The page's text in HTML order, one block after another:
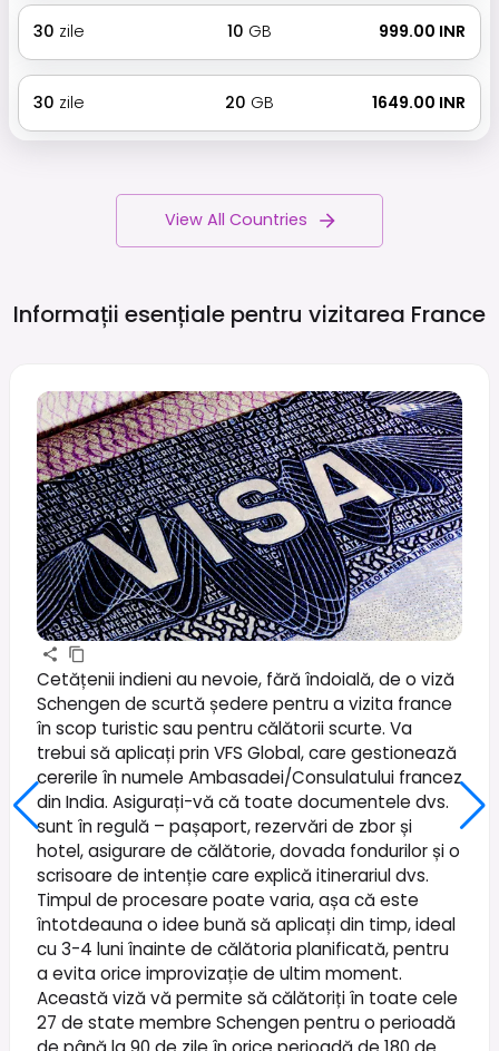
30 zile 10 GB ₹ 999.00 INR
30 zile 20 GB ₹ 1649.00 INR
View All Countries
Informații esențiale pentru vizitarea France
Cetățenii indieni au nevoie, fără îndoială, de o viză
Schengen de scurtă ședere pentru a vizita france
în scop turistic sau pentru călătorii scurte. Va
trebui să aplicați prin VFS Global, care gestionează
cererile în numele Ambasadei/Consulatului francez
din India. Asigurați-vă că toate documentele dvs.
sunt în regulă – pașaport, rezervări de zbor și
hotel, asigurare de călătorie, dovada fondurilor și o
scrisoare de intenție care explică itinerariul dvs.
Timpul de procesare poate varia, așa că este
întotdeauna o idee bună să aplicați din timp, ideal
cu 3-4 luni înainte de călătoria planificată, pentru
a evita orice improvizație de ultim moment.
Această viză vă permite să călătoriți în toate cele
27 de state membre Schengen pentru o perioadă